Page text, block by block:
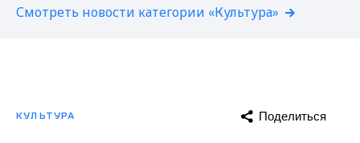
Смотреть новости категории «Культура»
КУЛЬТУРА Поделиться